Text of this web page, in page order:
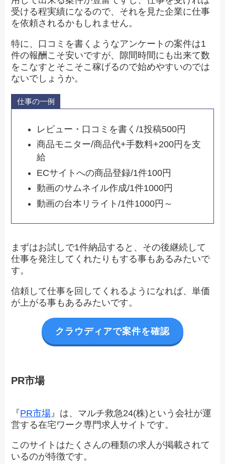
受ける程実績になるので、それを見た企業に仕事
を依頼されるかもしれません。
特に、口コミを書くようなアンケートの案件は1
件の報酬こそ安いですが、隙間時間にも出来て数
をこなすとそこそこ稼げるので始めやすいのでは
ないでしょうか。
仕事の一例
レビュー・口コミを書く/1投稿500円
商品モニター/商品代+手数料+200円を支
給
ECサイトへの商品登録/1件100円
動画のサムネイル作成/1件1000円
動画の台本リライト/1件1000円～
まずはお試しで1件納品すると、その後継続して
仕事を発注してくれたりもする事もあるみたいで
す。
信頼して仕事を回してくれるようになれば、単価
が上がる事もあるみたいです。
クラウディアで案件を確認
PR市場
『PR市場 』は、マルチ救急24(株)という会社が運
営する在宅ワーク専門求人サイトです。
このサイトはたくさんの種類の求人が掲載されて
いるのが特徴です。